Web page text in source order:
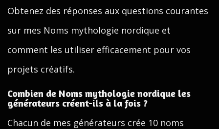
Obtenez des réponses aux questions courantes
sur mes Noms mythologie nordique et
comment les utiliser efficacement pour vos
projets créatifs.
Combien de Noms mythologie nordique les
générateurs créent-ils à la fois ?
Chacun de mes générateurs crée 10 noms